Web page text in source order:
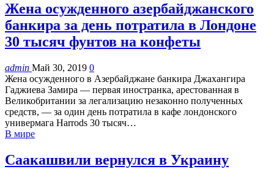
Жена осужденного азербайджанского
банкира за день потратила в Лондоне
30 тысяч фунтов на конфеты
admin Май 30, 2019 0
Жена осужденного в Азербайджане банкира Джахангира
Гаджиева Замира — первая иностранка, арестованная в
Великобритании за легализацию незаконно полученных
средств, — за один день потратила в кафе лондонского
универмага Harrods 30 тысяч…
В мире
Саакашвили вернулся в Украину